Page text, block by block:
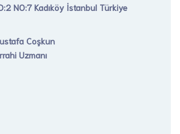
NO:7 Kadıköy İstanbul Türkiye
Coşkun
Uzmanı